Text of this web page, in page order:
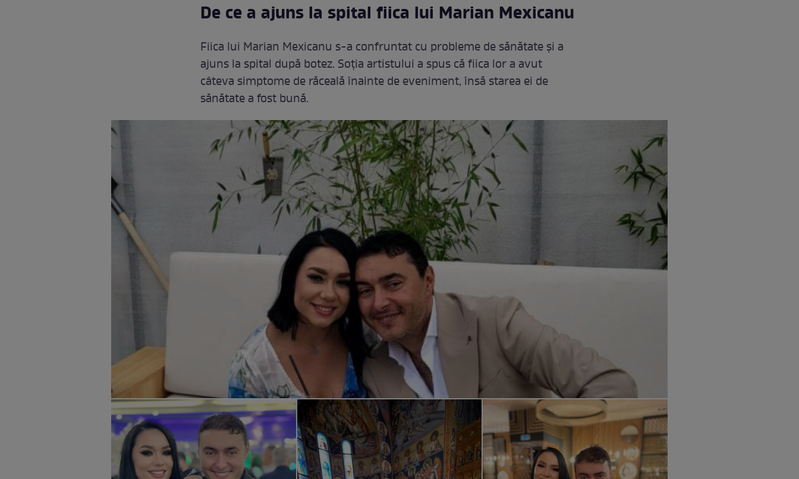
De ce a ajuns la spital fiica lui Marian Mexicanu
Fiica lui Marian Mexicanu s-a confruntat cu probleme de sănătate și a
ajuns la spital după botez. Soția artistului a spus că fiica lor a avut
câteva simptome de răceală înainte de eveniment, însă starea ei de
sănătate a fost bună.